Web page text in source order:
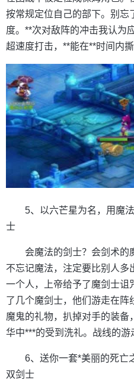
按常规定位自己的部下。别忘
度。**次对敌阵的冲击我认为
超速度打击，**能在**时间内撕
5、以六芒星为名，用魔
士
会魔法的剑士？会剑术的
不忘记魔法，注定要比别人
一个人，上帝给予了魔剑士诅
了几个魔剑士，他们游走在
魔鬼的礼物，扒掉对手的装
华中***的受到洗礼。战线的游
6、送你一套*美丽的死亡
双剑士